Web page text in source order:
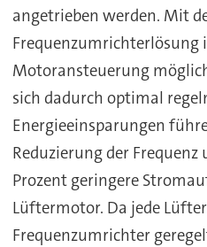
angetrieben werden. Mit
Frequenzumrichterlösung
Motoransteuerung
sich dadurch optimal
Energieeinsparungen
Reduzierung der Frequenz
Prozent geringere
Lüftermotor. Da jede
Frequenzumrichter